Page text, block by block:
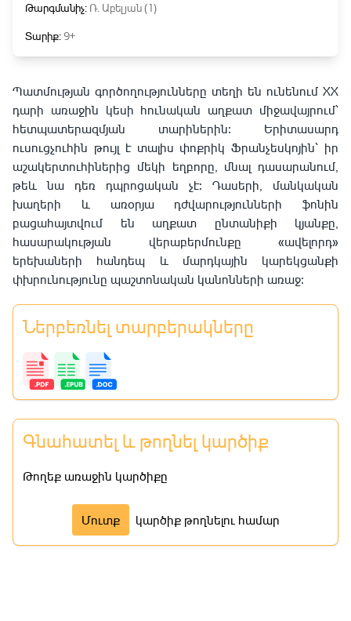
Թարգմանիչ: Ռ․ Աբելյան (1)
Տարիք:9+
Պատմության գործողությունները տեղի են ունենում XX
դարի առաջին կեսի հունական աղքատ միջավայրում՝
հետպատերազմյան տարիներին։ Երիտասարդ
ուսուցչուհին թույլ է տալիս փոքրիկ Ֆրանչեսկոյին՝ իր
աշակերտուհիներից մեկի եղբորը, մնալ դասարանում,
թեև նա դեռ դպրոցական չէ։ Դասերի, մանկական
խաղերի և առօրյա դժվարությունների ֆոնին
բացահայտվում են աղքատ ընտանիքի կյանքը,
հասարակության վերաբերմունքը «ավելորդ»
երեխաների հանդեպ և մարդկային կարեկցանքի
փխրունությունը պաշտոնական կանոնների առաջ։
Ներբեռնել տարբերակները
Գնահատել և թողնել կարծիք
Թողեք առաջին կարծիքը
Մուտք կարծիք թողնելու համար